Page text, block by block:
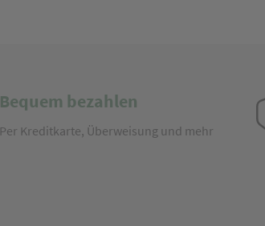
Bequem bezahlen
Per Kreditkarte, Überweisung und mehr